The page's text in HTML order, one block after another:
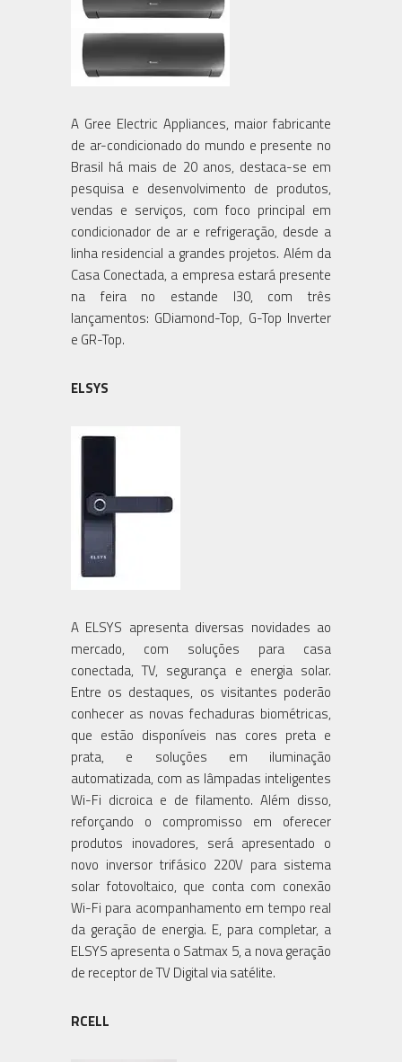
A Gree Electric Appliances, maior fabricante
de ar-condicionado do mundo e presente no
Brasil há mais de 20 anos, destaca-se em
pesquisa e desenvolvimento de produtos,
vendas e serviços, com foco principal em
condicionador de ar e refrigeração, desde a
linha residencial a grandes projetos. Além da
Casa Conectada, a empresa estará presente
na feira no estande I30, com três
lançamentos: GDiamond-Top, G-Top Inverter
e GR-Top.
ELSYS
A ELSYS apresenta diversas novidades ao
mercado, com soluções para casa
conectada, TV, segurança e energia solar.
Entre os destaques, os visitantes poderão
conhecer as novas fechaduras biométricas,
que estão disponíveis nas cores preta e
prata, e soluções em iluminação
automatizada, com as lâmpadas inteligentes
Wi-Fi dicroica e de filamento. Além disso,
reforçando o compromisso em oferecer
produtos inovadores, será apresentado o
novo inversor trifásico 220V para sistema
solar fotovoltaico, que conta com conexão
Wi-Fi para acompanhamento em tempo real
da geração de energia. E, para completar, a
ELSYS apresenta o Satmax 5, a nova geração
de receptor de TV Digital via satélite.
RCELL